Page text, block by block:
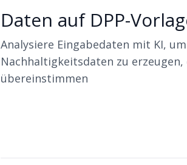
Daten auf DPP-
Analysiere Eingabedaten mit KI,
Nachhaltigkeitsdaten zu
übereinstimmen